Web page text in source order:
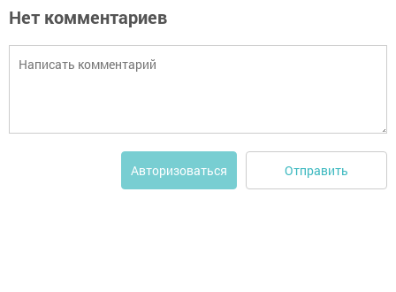
Нет комментариев
Авторизоваться Отправить